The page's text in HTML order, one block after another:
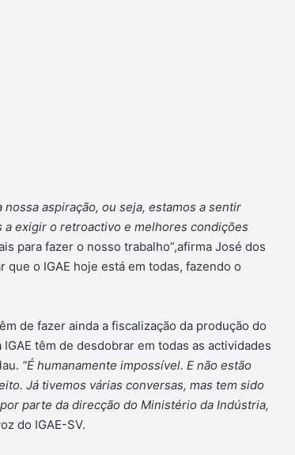
aspiração, ou seja, estamos a sentir
exigir o retroactivo e melhores condições
para fazer o nosso trabalho”,afirma José dos
o IGAE hoje está em todas, fazendo o
de fazer ainda a fiscalização da produção do
têm de desdobrar em todas as actividades
“É humanamente impossível. E não estão
Já tivemos várias conversas, mas tem sido
parte da direcção do Ministério da Indústria,
do IGAE-SV.